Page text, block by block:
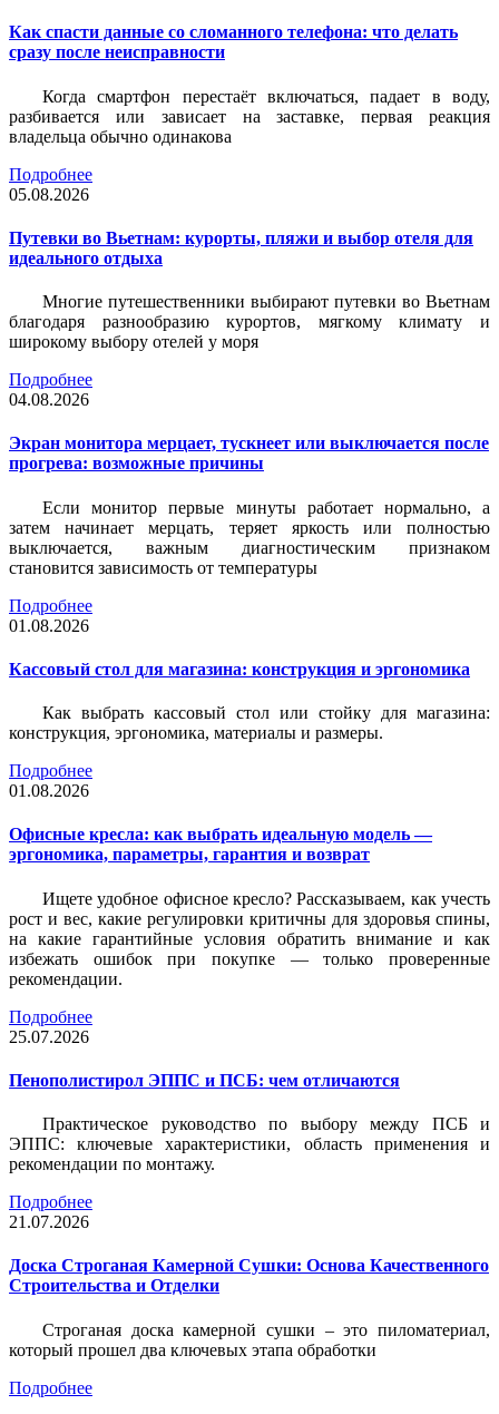
Как спасти данные со сломанного телефона: что делать
сразу после неисправности
Когда смартфон перестаёт включаться, падает в воду,
разбивается или зависает на заставке, первая реакция
владельца обычно одинакова
Подробнее
05.08.2026
Путевки во Вьетнам: курорты, пляжи и выбор отеля для
идеального отдыха
Многие путешественники выбирают путевки во Вьетнам
благодаря разнообразию курортов, мягкому климату и
широкому выбору отелей у моря
Подробнее
04.08.2026
Экран монитора мерцает, тускнеет или выключается после
прогрева: возможные причины
Если монитор первые минуты работает нормально, а
затем начинает мерцать, теряет яркость или полностью
выключается, важным диагностическим признаком
становится зависимость от температуры
Подробнее
01.08.2026
Кассовый стол для магазина: конструкция и эргономика
Как выбрать кассовый стол или стойку для магазина:
конструкция, эргономика, материалы и размеры.
Подробнее
01.08.2026
Офисные кресла: как выбрать идеальную модель —
эргономика, параметры, гарантия и возврат
Ищете удобное офисное кресло? Рассказываем, как учесть
рост и вес, какие регулировки критичны для здоровья спины,
на какие гарантийные условия обратить внимание и как
избежать ошибок при покупке — только проверенные
рекомендации.
Подробнее
25.07.2026
Пенополистирол ЭППС и ПСБ: чем отличаются
Практическое руководство по выбору между ПСБ и
ЭППС: ключевые характеристики, область применения и
рекомендации по монтажу.
Подробнее
21.07.2026
Доска Строганая Камерной Сушки: Основа Качественного
Строительства и Отделки
Строганая доска камерной сушки – это пиломатериал,
который прошел два ключевых этапа обработки
Подробнее